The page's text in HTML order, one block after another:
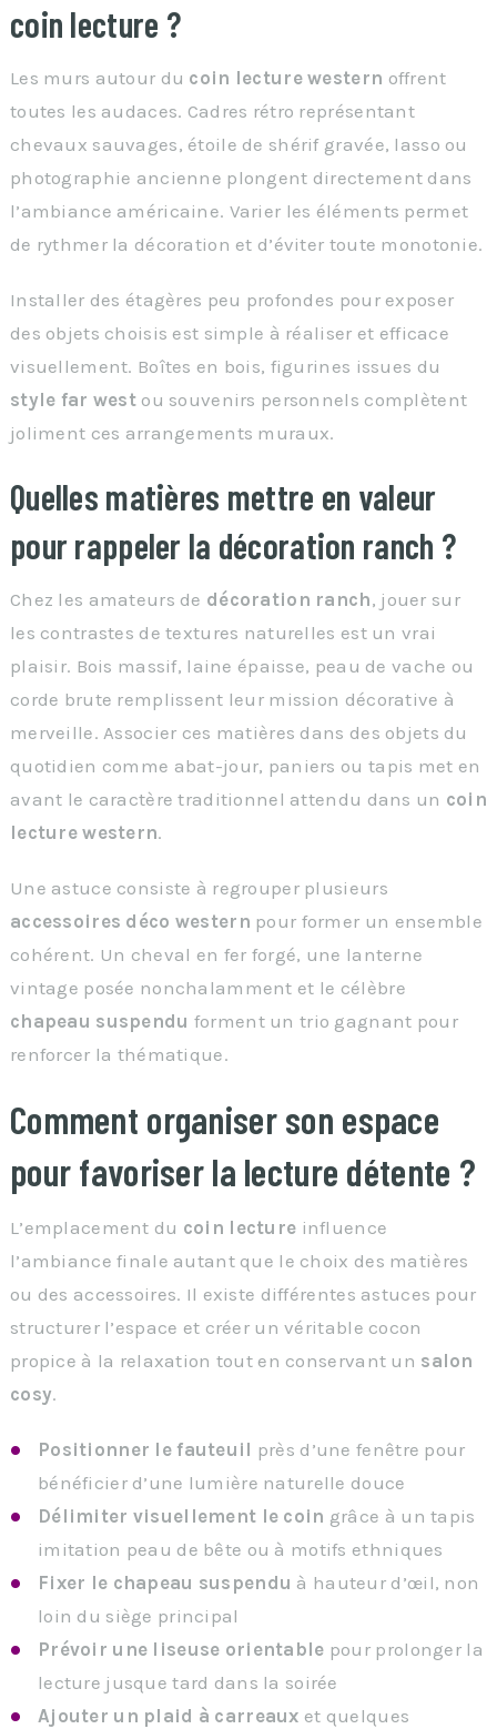
coin lecture ?
Les murs autour du coin lecture western offrent
toutes les audaces. Cadres rétro représentant
chevaux sauvages, étoile de shérif gravée, lasso ou
photographie ancienne plongent directement dans
l’ambiance américaine. Varier les éléments permet
de rythmer la décoration et d’éviter toute monotonie.
Installer des étagères peu profondes pour exposer
des objets choisis est simple à réaliser et efficace
visuellement. Boîtes en bois, figurines issues du
style far west ou souvenirs personnels complètent
joliment ces arrangements muraux.
Quelles matières mettre en valeur
pour rappeler la décoration ranch ?
Chez les amateurs de décoration ranch, jouer sur
les contrastes de textures naturelles est un vrai
plaisir. Bois massif, laine épaisse, peau de vache ou
corde brute remplissent leur mission décorative à
merveille. Associer ces matières dans des objets du
quotidien comme abat-jour, paniers ou tapis met en
avant le caractère traditionnel attendu dans un coin
lecture western.
Une astuce consiste à regrouper plusieurs
accessoires déco western pour former un ensemble
cohérent. Un cheval en fer forgé, une lanterne
vintage posée nonchalamment et le célèbre
chapeau suspendu forment un trio gagnant pour
renforcer la thématique.
Comment organiser son espace
pour favoriser la lecture détente ?
L’emplacement du coin lecture influence
l’ambiance finale autant que le choix des matières
ou des accessoires. Il existe différentes astuces pour
structurer l’espace et créer un véritable cocon
propice à la relaxation tout en conservant un salon
cosy.
Positionner le fauteuil près d’une fenêtre pour
bénéficier d’une lumière naturelle douce
Délimiter visuellement le coin grâce à un tapis
imitation peau de bête ou à motifs ethniques
Fixer le chapeau suspendu à hauteur d’œil, non
loin du siège principal
Prévoir une liseuse orientable pour prolonger la
lecture jusque tard dans la soirée
Ajouter un plaid à carreaux et quelques